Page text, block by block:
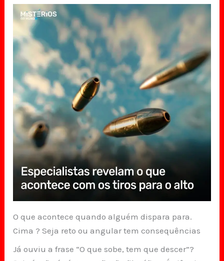
O que acontece quando alguém dispara para.
Cima ? Seja reto ou angular tem consequências
Já ouviu a frase “O que sobe, tem que descer”?